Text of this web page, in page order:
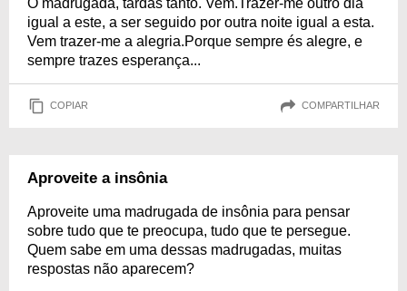
igual a este, a ser seguido por outra noite igual a esta.
Vem trazer-me a alegria.Porque sempre és alegre, e
sempre trazes esperança...
COPIAR COMPARTILHAR
Aproveite a insônia
Aproveite uma madrugada de insônia para pensar
sobre tudo que te preocupa, tudo que te persegue.
Quem sabe em uma dessas madrugadas, muitas
respostas não aparecem?